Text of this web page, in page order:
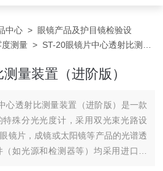
中心 > 眼镜产品及护目镜检验设
测量 > ST-20眼镜片中心透射比测量
量装置（进阶版）
心透射比测量装置（进阶版）是一款
殊分光光度计，采用双光束光路设
镜片，成镜或太阳镜等产品的光谱透
如光源和检测器等）均采用进口器